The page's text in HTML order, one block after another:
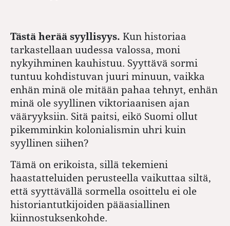
Tästä herää syyllisyys. Kun historiaa
tarkastellaan uudessa valossa, moni
nykyihminen kauhistuu. Syyttävä sormi
tuntuu kohdistuvan juuri minuun, vaikka
enhän minä ole mitään pahaa tehnyt, enhän
minä ole syyllinen viktoriaanisen ajan
vääryyksiin. Sitä paitsi, eikö Suomi ollut
pikemminkin kolonialismin uhri kuin
syyllinen siihen?
Tämä on erikoista, sillä tekemieni
haastatteluiden perusteella vaikuttaa siltä,
että syyttävällä sormella osoittelu ei ole
historiantutkijoiden pääasiallinen
kiinnostuksenkohde.